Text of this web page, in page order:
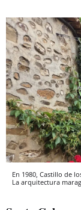
En 1980, Castillo de
La arquitectura